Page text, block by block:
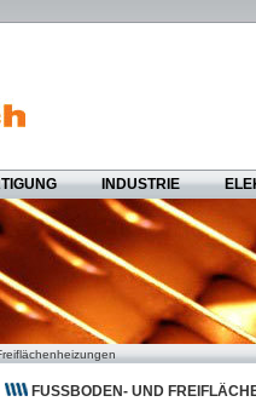
INDUSTRIE
FUSSBODEN- UND